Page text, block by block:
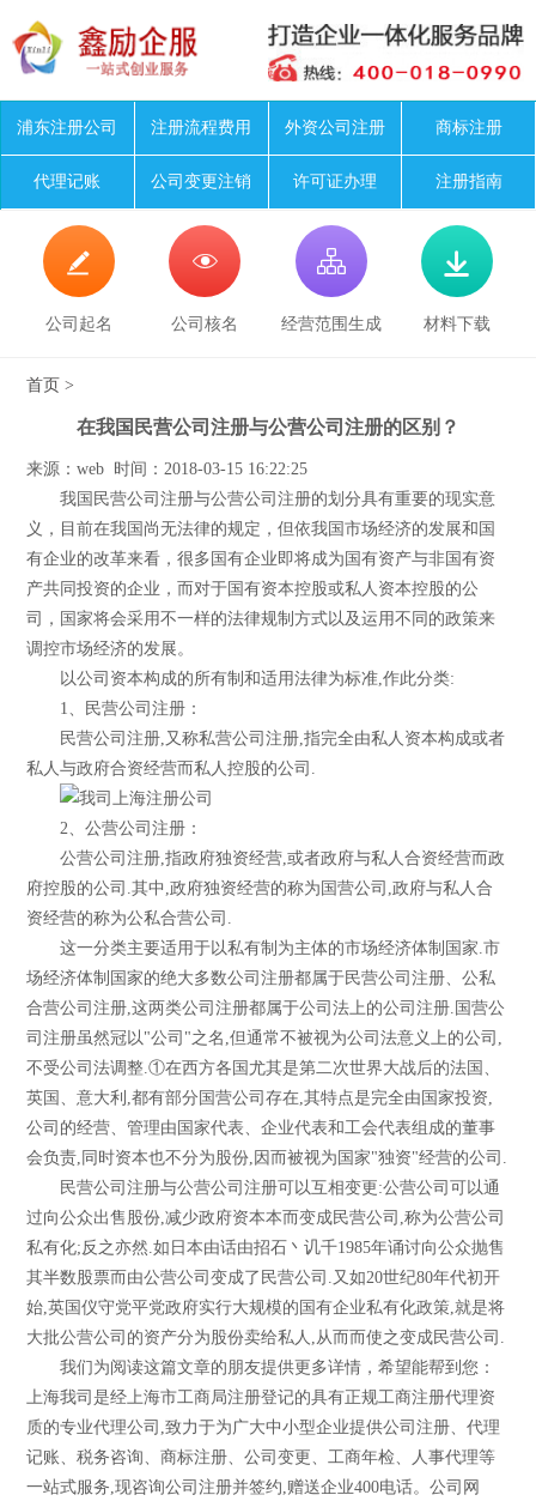
浦东注册公司 注册流程费用 外资公司注册 商标注册
代理记账 公司变更注销 许可证办理 注册指南

公司起名

公司核名

经营范围生成

材料下载
首页 >
在我国民营公司注册与公营公司注册的区别？
来源：web 时间：2018-03-15 16:22:25
我国民营公司注册与公营公司注册的划分具有重要的现实意
义，目前在我国尚无法律的规定，但依我国市场经济的发展和国
有企业的改革来看，很多国有企业即将成为国有资产与非国有资
产共同投资的企业，而对于国有资本控股或私人资本控股的公
司，国家将会采用不一样的法律规制方式以及运用不同的政策来
调控市场经济的发展。
以公司资本构成的所有制和适用法律为标准,作此分类:
1、民营公司注册：
民营公司注册,又称私营公司注册,指完全由私人资本构成或者
私人与政府合资经营而私人控股的公司.
2、公营公司注册：
公营公司注册,指政府独资经营,或者政府与私人合资经营而政
府控股的公司.其中,政府独资经营的称为国营公司,政府与私人合
资经营的称为公私合营公司.
这一分类主要适用于以私有制为主体的市场经济体制国家.市
场经济体制国家的绝大多数公司注册都属于民营公司注册、公私
合营公司注册,这两类公司注册都属于公司法上的公司注册.国营公
司注册虽然冠以"公司"之名,但通常不被视为公司法意义上的公司,
不受公司法调整.①在西方各国尤其是第二次世界大战后的法国、
英国、意大利,都有部分国营公司存在,其特点是完全由国家投资,
公司的经营、管理由国家代表、企业代表和工会代表组成的董事
会负责,同时资本也不分为股份,因而被视为国家"独资"经营的公司.
民营公司注册与公营公司注册可以互相变更:公营公司可以通
过向公众出售股份,减少政府资本本而变成民营公司,称为公营公司
私有化;反之亦然.如日本由话由招石丶讥千1985年诵讨向公众抛售
其半数股票而由公营公司变成了民营公司.又如20世纪80年代初开
始,英国仪守党平党政府实行大规模的国有企业私有化政策,就是将
大批公营公司的资产分为股份卖给私人,从而而使之变成民营公司.
我们为阅读这篇文章的朋友提供更多详情，希望能帮到您：
上海我司是经上海市工商局注册登记的具有正规工商注册代理资
质的专业代理公司,致力于为广大中小型企业提供公司注册、代理
记账、税务咨询、商标注册、公司变更、工商年检、人事代理等
一站式服务,现咨询公司注册并签约,赠送企业400电话。公司网